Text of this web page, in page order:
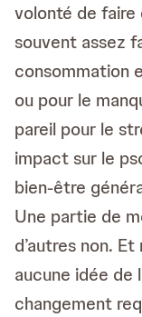
volonté de faire
souvent assez
consommation
ou pour le
pareil pour le
impact sur le
bien-être
Une partie de
d’autres non.
aucune idée de
changement